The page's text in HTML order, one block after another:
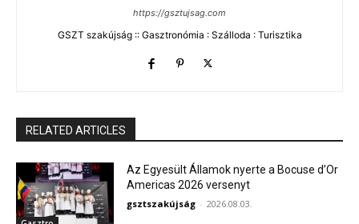
https://gsztujsag.com
GSZT szakújság :: Gasztronómia : Szálloda : Turisztika
RELATED ARTICLES
Az Egyesült Államok nyerte a Bocuse d’Or
Americas 2026 versenyt
gsztszakújság - 2026.08.03.